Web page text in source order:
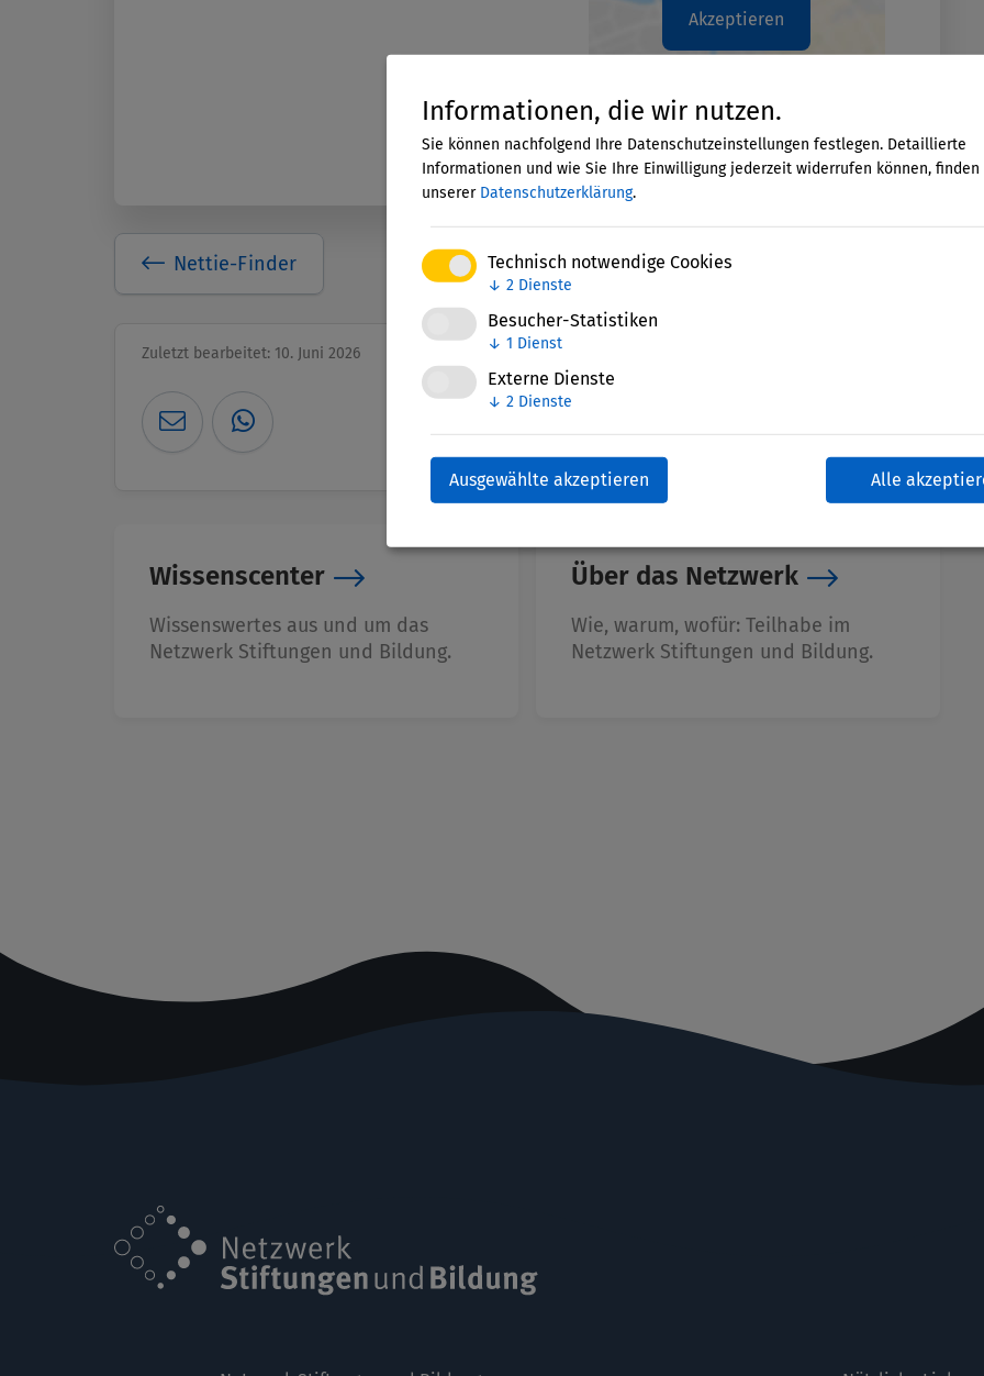
Informationen, die wir nutzen.
Sie können nachfolgend Ihre Datenschutzeinstellungen festlegen. Detaillierte
Informationen und wie Sie Ihre Einwilligung jederzeit widerrufen können, finden
unserer Datenschutzerklärung.
Technisch notwendige Cookies
↓ 2 Dienste
Besucher-Statistiken
↓ 1 Dienst
Externe Dienste
↓ 2 Dienste
Ausgewählte akzeptieren Alle
Akzeptieren
Nettie-Finder
Zuletzt bearbeitet: 10. Juni 2026
Wissenscenter
Wissenswertes aus und um das
Netzwerk Stiftungen und Bildung.
Über das Netzwerk
Wie, warum, wofür: Teilhabe im
Netzwerk Stiftungen und Bildung.